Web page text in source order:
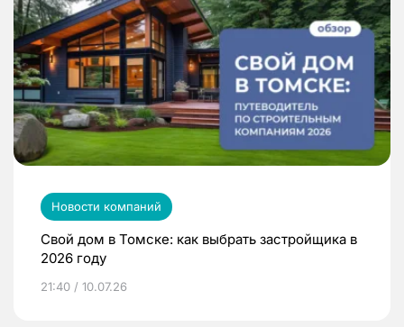
Новости компаний
Свой дом в Томске: как выбрать застройщика в
2026 году
21:40 / 10.07.26